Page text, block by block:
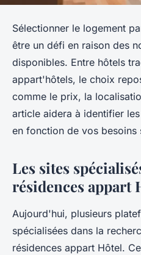
Sélectionner le logement
être un défi en raison des
disponibles. Entre hôtels
appart'hôtels, le choix
comme le prix, la
article aidera à identifier
en fonction de vos besoins
Les sites
résidences appart
Aujourd'hui, plusieurs
spécialisées dans la
résidences appart Hôtel.